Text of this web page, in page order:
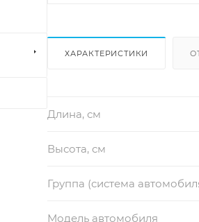
ХАРАКТЕРИСТИКИ
Длина, см
Высота, см
Группа (система
Модель автомобиля